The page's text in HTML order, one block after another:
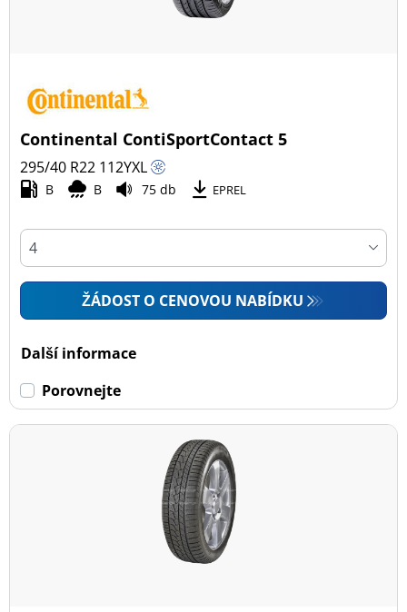
Continental ContiSportContact 5
295/40 R22 112YXL
B B 75 db EPREL
ŽÁDOST O CENOVOU NABÍDKU
Další informace
Porovnejte